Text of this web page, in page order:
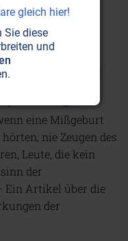
KREBS
• RADIOAKTIVITÄT
eine Mißgeburt
nie Zeugen des
Leute, die kein
der
Ein Artikel über die
der
gleich hier!
Sie diese
und